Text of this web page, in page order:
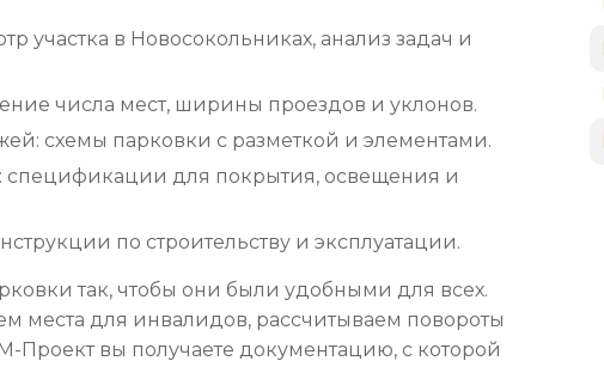
участка в Новосокольниках, анализ задач и
числа мест, ширины проездов и уклонов.
схемы парковки с разметкой и элементами.
для покрытия, освещения и
по строительству и эксплуатации.
так, чтобы они были удобными для всех.
места для инвалидов, рассчитываем повороты
Проект вы получаете документацию, с которой